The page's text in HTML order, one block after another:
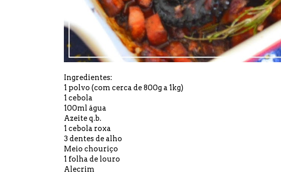
Ingredientes:
1 polvo (com cerca de 800g a 1kg)
1 cebola
100ml água
Azeite q.b.
1 cebola roxa
3 dentes de alho
Meio chouriço
1 folha de louro
Alecrim